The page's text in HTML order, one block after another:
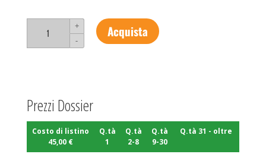
Ambiente
138
Deal.
Idee
proposte
+
-
Acquista
Prezzi Dossier
Costo di listino
45,00 €
Q.tà
1
Q.tà
2-8
Q.tà
9-30
Q.tà 31 - oltre